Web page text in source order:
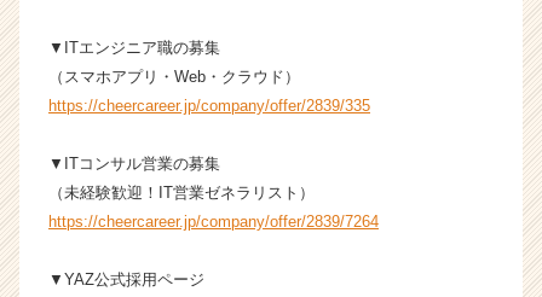
▼ITエンジニア職の募集
（スマホアプリ・Web・クラウド）
https://cheercareer.jp/company/offer/2839/335
▼ITコンサル営業の募集
（未経験歓迎！IT営業ゼネラリスト）
https://cheercareer.jp/company/offer/2839/7264
▼YAZ公式採用ページ